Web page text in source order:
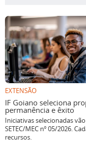
EXTENSÃO
IF Goiano seleciona
permanência e êxito
Iniciativas selecionadas
SETEC/MEC nº 05/2026.
recursos.